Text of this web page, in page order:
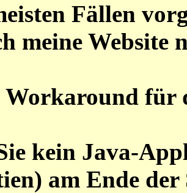
Fällen
meine Website
für
kein Java-
am Ende der